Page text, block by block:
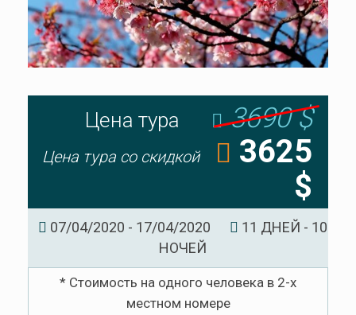
Цена тура 3690 $
Цена тура со скидкой
3625
$
07/04/2020 - 17/04/2020
11 ДНЕЙ - 10
НОЧЕЙ
* Стоимость на одного человека в 2-х
местном номере